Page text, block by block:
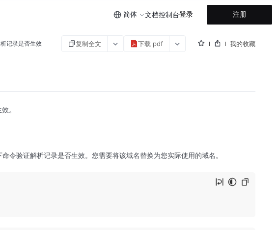
简体 文档控制台登录 注册
记录是否生效 复制全文 下载 pdf 我的收藏
。
令验证解析记录是否生效。您需要将该域名替换为您实际使用的域名。